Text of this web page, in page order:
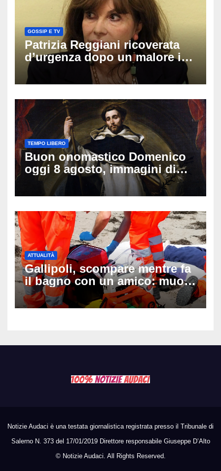
GOSSIP E TV
Patrizia Reggiani ricoverata
d’urgenza dopo un malore in
vacanza: come sta oggi l’ex
Lady Gucci
TEMPO LIBERO
Buon onomastico Domenico
oggi 8 agosto, immagini di
auguri da condividere
ATTUALITÀ
Gallipoli, scompare mentre fa
il bagno con un amico: muore
a 19 anni dopo 45 minuti di
disperati tentativi di
Notizie Audaci è una testata giornalistica registrata presso il Tribunale di
Salerno N. 373 del 17/01/2019 Direttore responsabile Giuseppe D’Alto
© Notizie Audaci. All Rights Reserved.